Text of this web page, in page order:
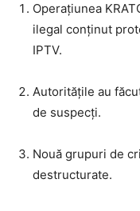
Operațiunea
ilegal conținut
IPTV.
Autoritățile au
de suspecți.
Nouă grupuri de
destructurate.